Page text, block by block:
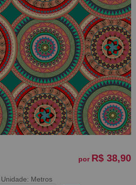
por R$ 38,90
Unidade: Metros